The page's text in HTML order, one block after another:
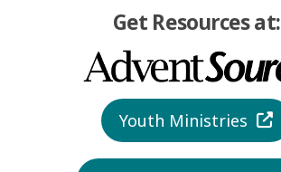
Get Resources at:
Youth Ministries